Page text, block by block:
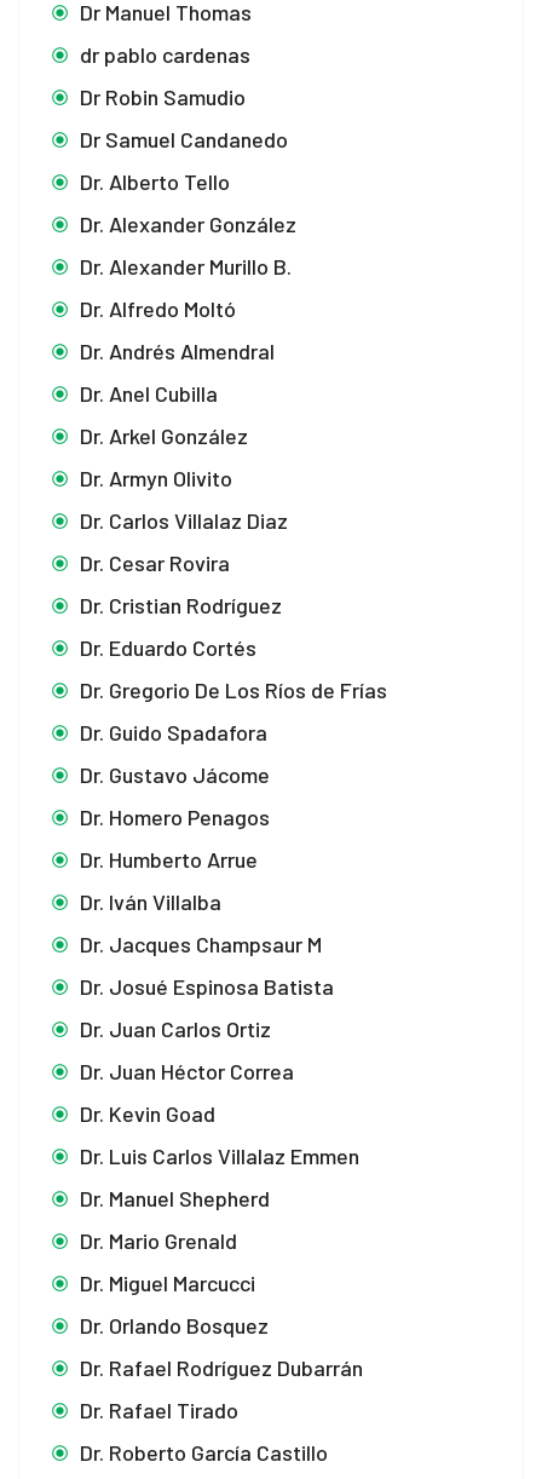
Dr Manuel Thomas
dr pablo cardenas
Dr Robin Samudio
Dr Samuel Candanedo
Dr. Alberto Tello
Dr. Alexander González
Dr. Alexander Murillo B.
Dr. Alfredo Moltó
Dr. Andrés Almendral
Dr. Anel Cubilla
Dr. Arkel González
Dr. Armyn Olivito
Dr. Carlos Villalaz Diaz
Dr. Cesar Rovira
Dr. Cristian Rodríguez
Dr. Eduardo Cortés
Dr. Gregorio De Los Ríos de Frías
Dr. Guido Spadafora
Dr. Gustavo Jácome
Dr. Homero Penagos
Dr. Humberto Arrue
Dr. Iván Villalba
Dr. Jacques Champsaur M
Dr. Josué Espinosa Batista
Dr. Juan Carlos Ortiz
Dr. Juan Héctor Correa
Dr. Kevin Goad
Dr. Luis Carlos Villalaz Emmen
Dr. Manuel Shepherd
Dr. Mario Grenald
Dr. Miguel Marcucci
Dr. Orlando Bosquez
Dr. Rafael Rodríguez Dubarrán
Dr. Rafael Tirado
Dr. Roberto García Castillo